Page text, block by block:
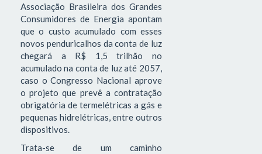
Associação Brasileira dos Grandes
Consumidores de Energia apontam
que o custo acumulado com esses
novos penduricalhos da conta de luz
chegará a R$ 1,5 trilhão no
acumulado na conta de luz até 2057,
caso o Congresso Nacional aprove
o projeto que prevê a contratação
obrigatória de termelétricas a gás e
pequenas hidrelétricas, entre outros
dispositivos.
Trata-se de um caminho